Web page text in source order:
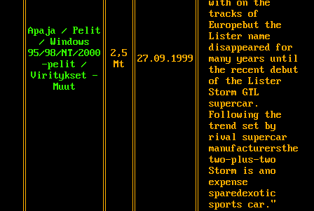
Apaja / Pelit
/ Windows
95/98/NT/2000
-pelit /
Viritykset -
Muut
2,5
Mt
27.09.1999
with on the
tracks of
Europebut the
Lister name
disappeared for
many years until
the recent debut
of the Lister
Storm GTL
supercar.
Following the
trend set by
rival supercar
manufacturersthe
two-plus-two
Storm is ano
expense
sparedexotic
sports car."